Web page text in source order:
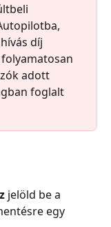
díj
adott
foglalt
jelöld be a
egy